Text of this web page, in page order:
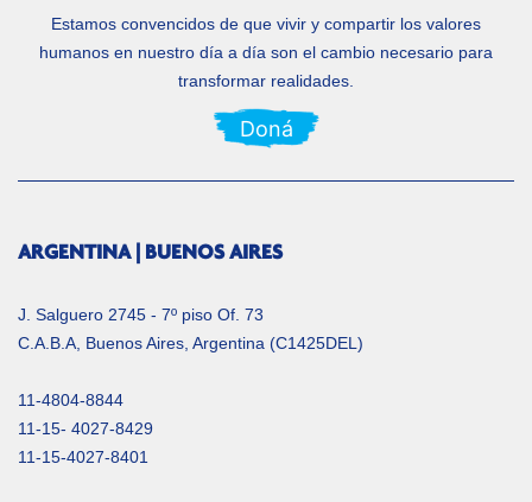
Estamos convencidos de que vivir y compartir los valores
humanos en nuestro día a día son el cambio necesario para
transformar realidades.
Doná
ARGENTINA | BUENOS AIRES
J. Salguero 2745 - 7º piso Of. 73
C.A.B.A, Buenos Aires, Argentina (C1425DEL)
11-4804-8844
11-15- 4027-8429
11-15-4027-8401